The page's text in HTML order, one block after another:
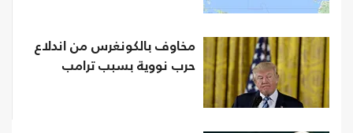
مخاوف بالكونغرس من اندلاع
حرب نووية بسبب ترامب